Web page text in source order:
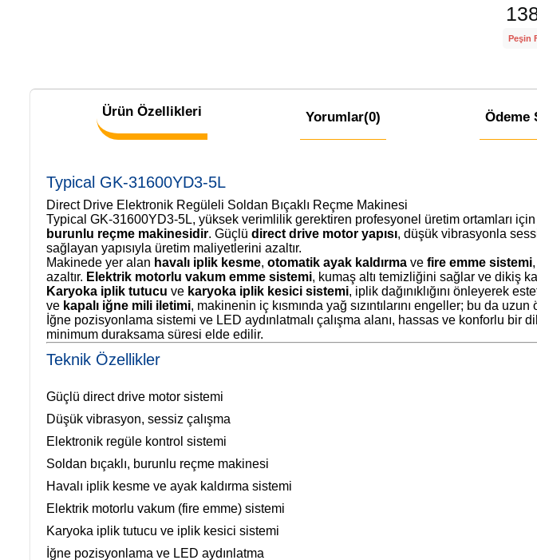
Peşin
Ürün Özellikleri Yorumlar(0) Ödeme
Typical GK-31600YD3-5L
Direct Drive Elektronik Regüleli Soldan Bıçaklı Reçme Makinesi
Typical GK-31600YD3-5L, yüksek verimlilik gerektiren profesyonel üretim ortamları
burunlu reçme makinesidir. Güçlü direct drive motor yapısı, düşük vibrasyonla
sağlayan yapısıyla üretim maliyetlerini azaltır.
Makinede yer alan havalı iplik kesme, otomatik ayak kaldırma ve fire emme sistemi
azaltır. Elektrik motorlu vakum emme sistemi, kumaş altı temizliğini sağlar ve dikiş
Karyoka iplik tutucu ve karyoka iplik kesici sistemi, iplik dağınıklığını önleyerek
ve kapalı iğne mili iletimi, makinenin iç kısmında yağ sızıntılarını engeller; bu da
İğne pozisyonlama sistemi ve LED aydınlatmalı çalışma alanı, hassas ve konforlu
minimum duraksama süresi elde edilir.
Teknik Özellikler
Güçlü direct drive motor sistemi
Düşük vibrasyon, sessiz çalışma
Elektronik regüle kontrol sistemi
Soldan bıçaklı, burunlu reçme makinesi
Havalı iplik kesme ve ayak kaldırma sistemi
Elektrik motorlu vakum (fire emme) sistemi
Karyoka iplik tutucu ve iplik kesici sistemi
İğne pozisyonlama ve LED aydınlatma